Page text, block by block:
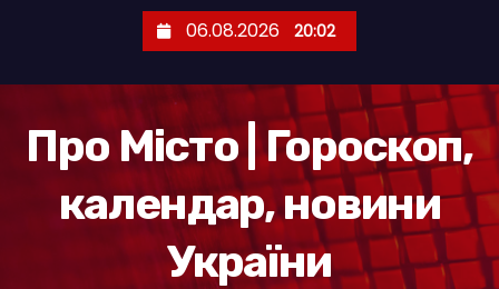
06.08.2026 20:02
Про Місто | Гороскоп,
календар, новини
України